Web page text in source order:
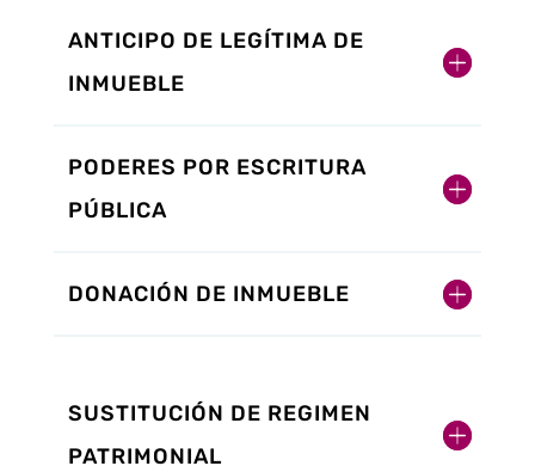
ANTICIPO DE LEGÍTIMA DE
INMUEBLE
PODERES POR ESCRITURA
PÚBLICA
DONACIÓN DE INMUEBLE
SUSTITUCIÓN DE REGIMEN
PATRIMONIAL